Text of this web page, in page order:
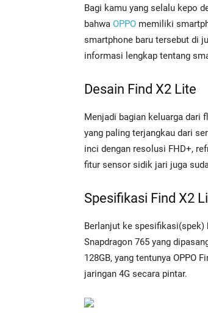
Bagi kamu yang selalu kepo
bahwa OPPO memiliki
smartphone baru tersebut di
informasi lengkap tentang
Desain Find X2 Lite
Menjadi bagian keluarga dari
yang paling terjangkau dari
inci dengan resolusi FHD+,
fitur sensor sidik jari juga
Spesifikasi Find X2
Berlanjut ke spesifikasi(spek)
Snapdragon 765 yang
128GB, yang tentunya OPPO
jaringan 4G secara pintar.